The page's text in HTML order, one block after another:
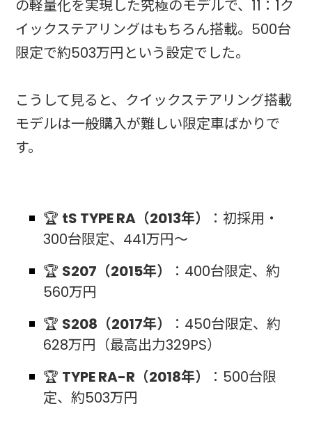
の軽量化を実現した究極のモデルで、11：1ク
イックステアリングはもちろん搭載。500台
限定で約503万円という設定でした。
こうして見ると、クイックステアリング搭載
モデルは一般購入が難しい限定車ばかりで
す。
🏆 tS TYPE RA（2013年）
：初採用・
300台限定、441万円〜
🏆 S207（2015年）
：400台限定、約
560万円
🏆 S208（2017年）
：450台限定、約
628万円（最高出力329PS）
🏆 TYPE RA-R（2018年）
：500台限
定、約503万円